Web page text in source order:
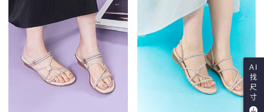
AI
找
尺
寸